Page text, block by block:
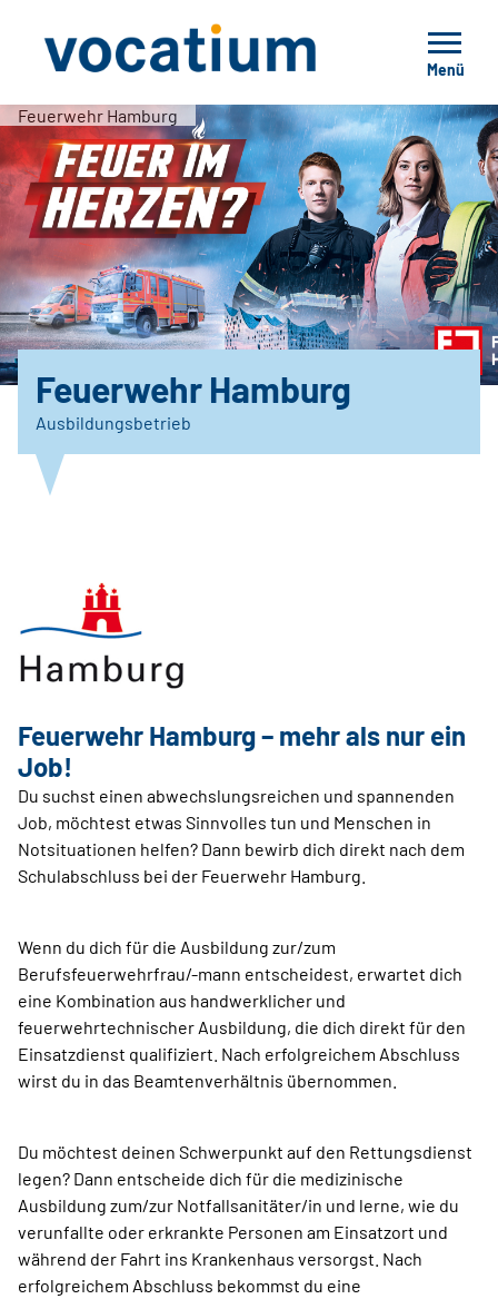
Menü
Feuerwehr Hamburg
Feuerwehr Hamburg
Ausbildungsbetrieb
Feuerwehr Hamburg – mehr als nur ein
Job!
Du suchst einen abwechslungsreichen und spannenden
Job, möchtest etwas Sinnvolles tun und Menschen in
Notsituationen helfen? Dann bewirb dich direkt nach dem
Schulabschluss bei der Feuerwehr Hamburg.
Wenn du dich für die Ausbildung zur/zum
Berufsfeuerwehrfrau/-mann entscheidest, erwartet dich
eine Kombination aus handwerklicher und
feuerwehrtechnischer Ausbildung, die dich direkt für den
Einsatzdienst qualifiziert. Nach erfolgreichem Abschluss
wirst du in das Beamtenverhältnis übernommen.
Du möchtest deinen Schwerpunkt auf den Rettungsdienst
legen? Dann entscheide dich für die medizinische
Ausbildung zum/zur Notfallsanitäter/in und lerne, wie du
verunfallte oder erkrankte Personen am Einsatzort und
während der Fahrt ins Krankenhaus versorgst. Nach
erfolgreichem Abschluss bekommst du eine